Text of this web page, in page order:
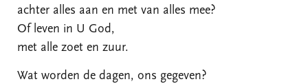
achter alles aan en met van alles mee?
Of leven in U God,
met alle zoet en zuur.
Wat worden de dagen, ons gegeven?